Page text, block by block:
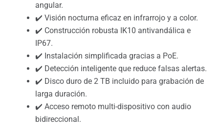
angular.
✔️ Visión nocturna eficaz en infrarrojo y a color.
✔️ Construcción robusta IK10 antivandálica e
IP67.
✔️ Instalación simplificada gracias a PoE.
✔️ Detección inteligente que reduce falsas alertas.
✔️ Disco duro de 2 TB incluido para grabación de
larga duración.
✔️ Acceso remoto multi-dispositivo con audio
bidireccional.